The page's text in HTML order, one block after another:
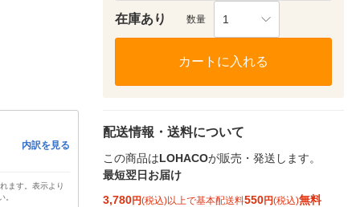
内訳を見る
ます。表示より
。
在庫あり 数量 1
カートに入れる
配送情報・送料について
この商品はLOHACOが販売・発送します。
最短翌日お届け
3,780円(税込)以上で基本配送料550円(税込)無料